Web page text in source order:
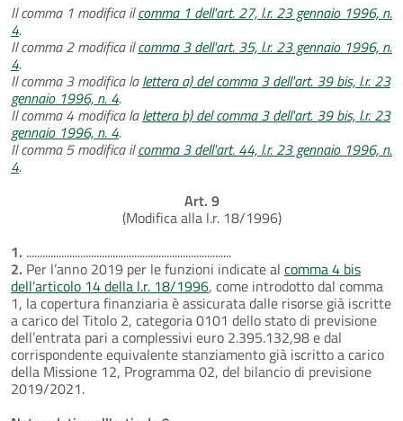
Il comma 1 modifica ilcomma 1 dell'art. 27, l.r. 23 gennaio 1996, n.
4.
Il comma 2 modifica ilcomma 3 dell'art. 35, l.r. 23 gennaio 1996, n.
4.
Il comma 3 modifica lalettera a) del comma 3 dell'art. 39 bis, l.r. 23
gennaio 1996, n. 4.
Il comma 4 modifica lalettera b) del comma 3 dell'art. 39 bis, l.r. 23
gennaio 1996, n. 4.
Il comma 5 modifica ilcomma 3 dell'art. 44, l.r. 23 gennaio 1996, n.
4.
Art. 9
(Modifica alla l.r. 18/1996)
1. ............................................................................
2. Per l’anno 2019 per le funzioni indicate al comma 4 bis
dell’articolo 14 della l.r. 18/1996, come introdotto dal comma
1, la copertura finanziaria è assicurata dalle risorse già iscritte
a carico del Titolo 2, categoria 0101 dello stato di previsione
dell’entrata pari a complessivi euro 2.395.132,98 e dal
corrispondente equivalente stanziamento già iscritto a carico
della Missione 12, Programma 02, del bilancio di previsione
2019/2021.